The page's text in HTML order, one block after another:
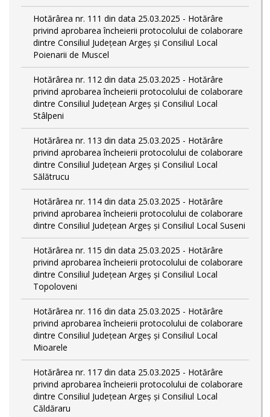
Hotărârea nr. 111 din data 25.03.2025 - Hotărâre
privind aprobarea încheierii protocolului de colaborare
dintre Consiliul Județean Argeș și Consiliul Local
Poienarii de Muscel
Hotărârea nr. 112 din data 25.03.2025 - Hotărâre
privind aprobarea încheierii protocolului de colaborare
dintre Consiliul Județean Argeș și Consiliul Local
Stâlpeni
Hotărârea nr. 113 din data 25.03.2025 - Hotărâre
privind aprobarea încheierii protocolului de colaborare
dintre Consiliul Județean Argeș și Consiliul Local
Sălătrucu
Hotărârea nr. 114 din data 25.03.2025 - Hotărâre
privind aprobarea încheierii protocolului de colaborare
dintre Consiliul Județean Argeș și Consiliul Local Suseni
Hotărârea nr. 115 din data 25.03.2025 - Hotărâre
privind aprobarea încheierii protocolului de colaborare
dintre Consiliul Județean Argeș și Consiliul Local
Topoloveni
Hotărârea nr. 116 din data 25.03.2025 - Hotărâre
privind aprobarea încheierii protocolului de colaborare
dintre Consiliul Județean Argeș și Consiliul Local
Mioarele
Hotărârea nr. 117 din data 25.03.2025 - Hotărâre
privind aprobarea încheierii protocolului de colaborare
dintre Consiliul Județean Argeș și Consiliul Local
Căldăraru